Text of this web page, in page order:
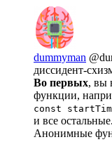
dummyman
диссидент-
Во первых, вы
функции,
const
и все остальные.
Анонимные